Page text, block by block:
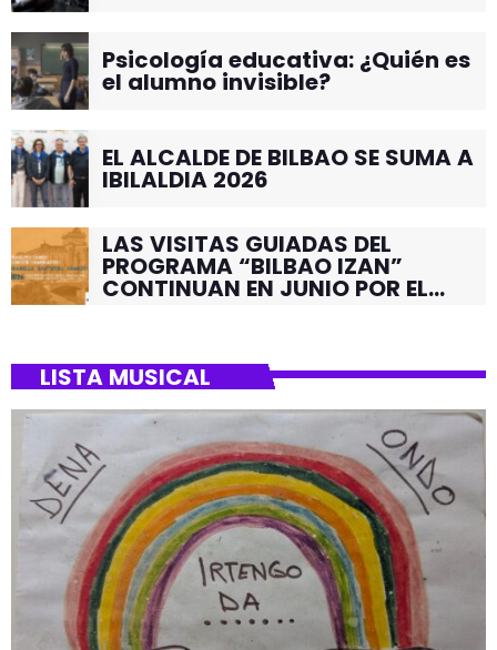
Psicología educativa: ¿Quién es
el alumno invisible?
EL ALCALDE DE BILBAO SE SUMA A
IBILALDIA 2026
LAS VISITAS GUIADAS DEL
PROGRAMA “BILBAO IZAN”
CONTINUAN EN JUNIO POR EL
LISTA MUSICAL